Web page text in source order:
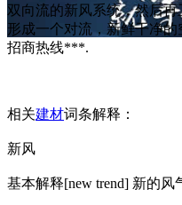
双向流的新风系统，然后
形成一个对流，新鲜干净的
招商热线***.
相关建材词条解释：
新风
基本解释[new trend] 新的风